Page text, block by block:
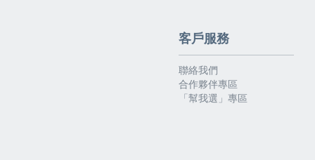
客戶服務
聯絡我們
合作夥伴專區
「幫我選」專區